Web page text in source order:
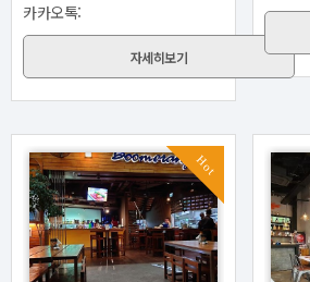
카카오톡:
자세히보기
Hot